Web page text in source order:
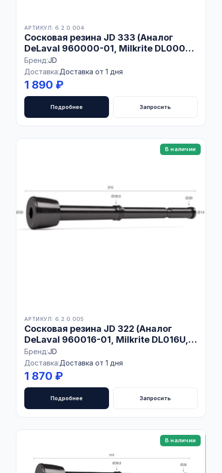
АРТИКУЛ: 6.2.0.004
Сосковая резина JD 333 (Аналог
DeLaval 960000-01, Milkrite DL000U,
Interpuls 1800001), Комплект 4 шт
Бренд:JD
Доставка:Доставка от 1 дня
1 890 ₽
Подробнее Запросить
В наличии
АРТИКУЛ: 6.2.0.005
Сосковая резина JD 322 (Аналог
DeLaval 960016-01, Milkrite DL016U,
Interpuls 1800002) Комплект 4 шт
Бренд:JD
Доставка:Доставка от 1 дня
1 870 ₽
Подробнее Запросить
В наличии